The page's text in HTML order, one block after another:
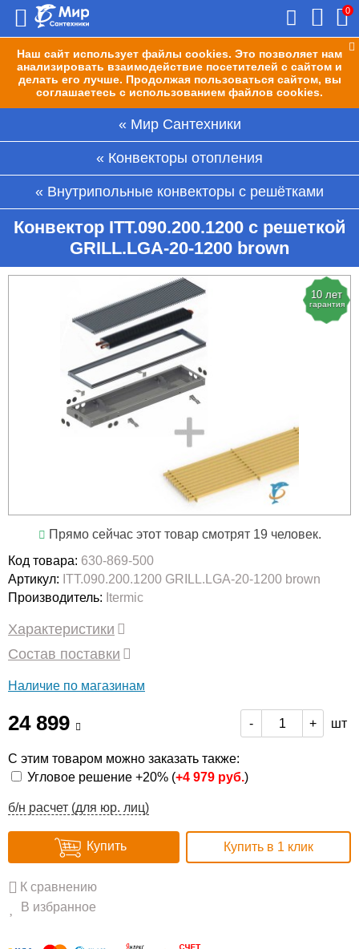
Наш сайт использует файлы cookies. Это позволяет нам
анализировать взаимодействие посетителей с сайтом и
делать его лучше. Продолжая пользоваться сайтом, вы
соглашаетесь с использованием файлов cookies.
0
Мир Сантехники
Конвекторы отопления
Внутрипольные конвекторы с решётками
Конвектор ITT.090.200.1200 с решеткой
GRILL.LGA-20-1200 brown
10 лет
гарантия
Прямо сейчас этот товар смотрят 19 человек.
Код товара: 630-869-500
Артикул: ITT.090.200.1200 GRILL.LGA-20-1200 brown
Производитель: Itermic
Характеристики
Состав поставки
Наличие по магазинам
24 899 - + шт
С этим товаром можно заказать также:
Угловое решение +20% (+4 979 руб.)
б/н расчет (для юр. лиц)
Купить Купить в 1 клик
К сравнению
В избранное